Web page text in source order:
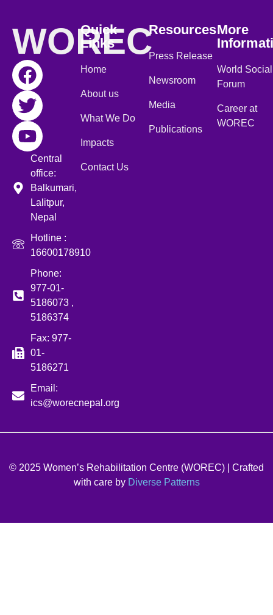
WOREC
Central
office:
Balkumari,
Lalitpur,
Nepal
Hotline :
16600178910
Phone:
977-01-
5186073 ,
5186374
Fax: 977-
01-
5186271
Email:
ics@worecnepal.org
Quick
Links
Home
About us
What We Do
Impacts
Contact Us
Resources
Press Release
Newsroom
Media
Publications
More
World Social
Forum
Career at
WOREC
© 2025 Women’s Rehabilitation Centre (WOREC) | Crafted
with care by Diverse Patterns